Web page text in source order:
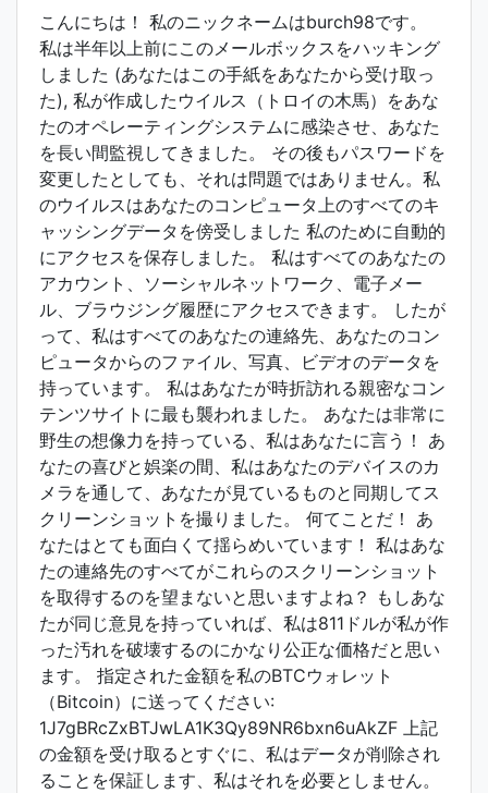
こんにちは！ 私のニックネームはburch98です。
私は半年以上前にこのメールボックスをハッキング
しました (あなたはこの手紙をあなたから受け取っ
た), 私が作成したウイルス（トロイの木馬）をあな
たのオペレーティングシステムに感染させ、あなた
を長い間監視してきました。 その後もパスワードを
変更したとしても、それは問題ではありません。私
のウイルスはあなたのコンピュータ上のすべてのキ
ャッシングデータを傍受しました 私のために自動的
にアクセスを保存しました。 私はすべてのあなたの
アカウント、ソーシャルネットワーク、電子メー
ル、ブラウジング履歴にアクセスできます。 したが
って、私はすべてのあなたの連絡先、あなたのコン
ピュータからのファイル、写真、ビデオのデータを
持っています。 私はあなたが時折訪れる親密なコン
テンツサイトに最も襲われました。 あなたは非常に
野生の想像力を持っている、私はあなたに言う！ あ
なたの喜びと娯楽の間、私はあなたのデバイスのカ
メラを通して、あなたが見ているものと同期してス
クリーンショットを撮りました。 何てことだ！ あ
なたはとても面白くて揺らめいています！ 私はあな
たの連絡先のすべてがこれらのスクリーンショット
を取得するのを望まないと思いますよね？ もしあな
たが同じ意見を持っていれば、私は811ドルが私が作
った汚れを破壊するのにかなり公正な価格だと思い
ます。 指定された金額を私のBTCウォレット
（Bitcoin）に送ってください:
1J7gBRcZxBTJwLA1K3Qy89NR6bxn6uAkZF 上記
の金額を受け取るとすぐに、私はデータが削除され
ることを保証します、私はそれを必要としません。